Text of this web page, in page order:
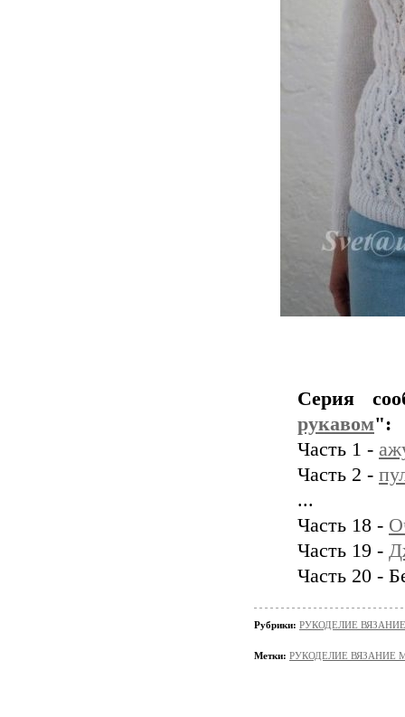
Серия
рукавом":
Часть 1 -
Часть 2 -
...
Часть 18 -
Часть 19 -
Часть 20 -
Рубрики: РУКОДЕЛИЕ
Метки: РУКОДЕЛИЕ ВЯЗАНИЕ